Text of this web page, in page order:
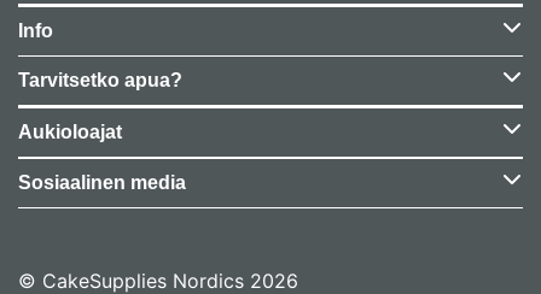
Info
Tarvitsetko apua?
Aukioloajat
Sosiaalinen media
© CakeSupplies Nordics 2026